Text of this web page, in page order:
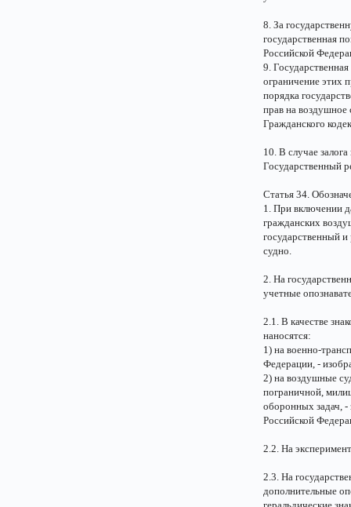
8. За
государственная
Российской
9.
ограничение этих
порядка
прав на воздушное
Гражданского
10. В случае
Государственный
Статья 34.
1. При включении
гражданских
государственный
судно.
2. На
учетные
2.1. В качестве
наносятся:
1) на военно-
Федерации, -
2) на воздушные
пограничной,
оборонных задач, -
Российской
2.2. На
2.3. На
дополнительные